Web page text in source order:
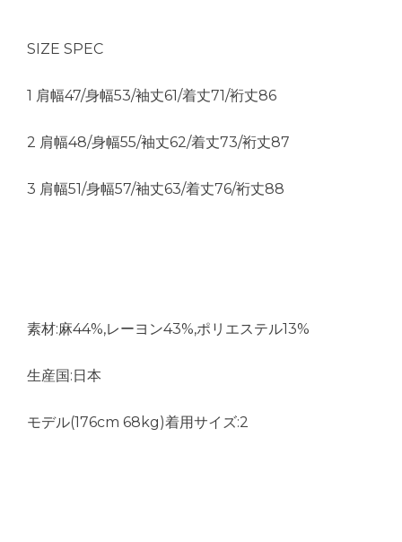
SIZE SPEC
1 肩幅47/身幅53/袖丈61/着丈71/裄丈86
2 肩幅48/身幅55/袖丈62/着丈73/裄丈87
3 肩幅51/身幅57/袖丈63/着丈76/裄丈88
素材:麻44%,レーヨン43%,ポリエステル13%
生産国:日本
モデル(176cm 68kg)着用サイズ:2